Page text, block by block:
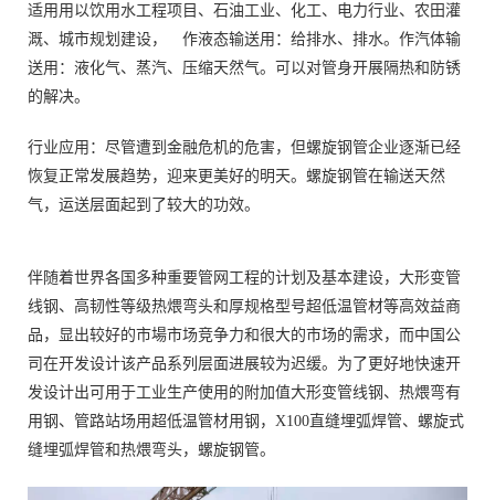
适用用以饮用水工程项目、石油工业、化工、电力行业、农田灌
溉、城市规划建设， 作液态输送用：给排水、排水。作汽体输
送用：液化气、蒸汽、压缩天然气。可以对管身开展隔热和防锈
的解决。
行业应用：尽管遭到金融危机的危害，但螺旋钢管企业逐渐已经
恢复正常发展趋势，迎来更美好的明天。螺旋钢管在输送天然
气，运送层面起到了较大的功效。
伴随着世界各国多种重要管网工程的计划及基本建设，大形变管
线钢、高韧性等级热煨弯头和厚规格型号超低温管材等高效益商
品，显出较好的市場市场竞争力和很大的市场的需求，而中国公
司在开发设计该产品系列层面进展较为迟缓。为了更好地快速开
发设计出可用于工业生产使用的附加值大形变管线钢、热煨弯有
用钢、管路站场用超低温管材用钢，X100直缝埋弧焊管、螺旋式
缝埋弧焊管和热煨弯头，螺旋钢管。